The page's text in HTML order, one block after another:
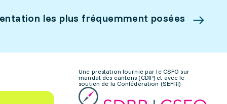
les plus fréquemment posées
Une prestation fournie par le CSFO sur
mandat des cantons (CDIP) et avec le
soutien de la Confédération (SEFRI)